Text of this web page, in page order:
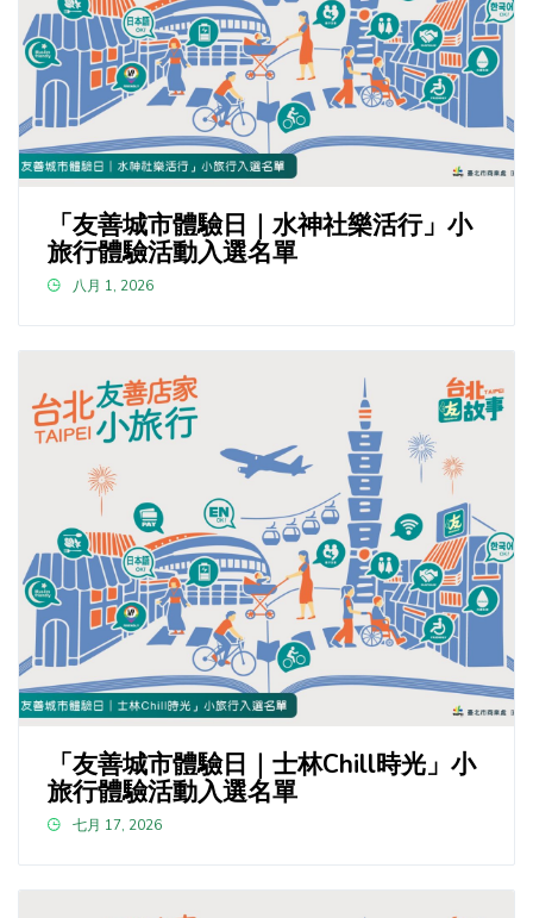
「友善城市體驗日｜水神社樂活行」小
旅行體驗活動入選名單
八月 1, 2026
「友善城市體驗日｜士林Chill時光」小
旅行體驗活動入選名單
七月 17, 2026